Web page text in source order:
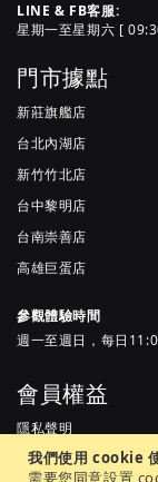
我們使用 cookie
需要您同意設置
LINE & FB客服:
星期一至星期六 [
門市據點
新莊旗艦店
台北內湖店
新竹竹北店
台中黎明店
台南崇善店
高雄巨蛋店
參觀體驗時間
週一至週日，每日
會員權益
隱私聲明
服務條款